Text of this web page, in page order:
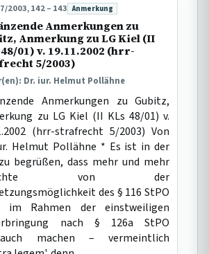
7/2003, 142 – 143 Beitragsart:
Anmerkung
Anmerkungen zu
Anmerkung zu LG Kiel (II
01) v. 19.11.2002 (hrr-
5/2003)
Dr. iur. Helmut Pollähne
Anmerkungen zu Gubitz,
zu LG Kiel (II KLs 48/01) v.
(hrr-strafrecht 5/2003) Von
Helmut Pollähne * Es ist in der
begrüßen, dass mehr und mehr
von der
des § 116 StPO
im Rahmen der einstweiligen
nach § 126a StPO
machen – vermeintlich